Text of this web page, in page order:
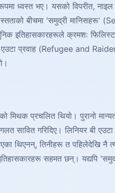
रूपमा ध्वस्त भए। यसको विपरीत,
बीचमा 'समुद्री
क्रमशः
प्रवाह (Refugee and
प्रचलित थियो। पुरानो
सावित गरिदिए। लिनियर बी
थिएनन्, तिनीहरू त पहिलेदेखि
सहमत छन्। यद्यपि